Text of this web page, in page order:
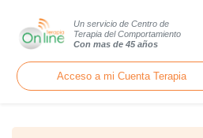
Un servicio de Centro de
Terapia del Comportamiento
Con mas de 45 años
Acceso a mi Cuenta Terapia